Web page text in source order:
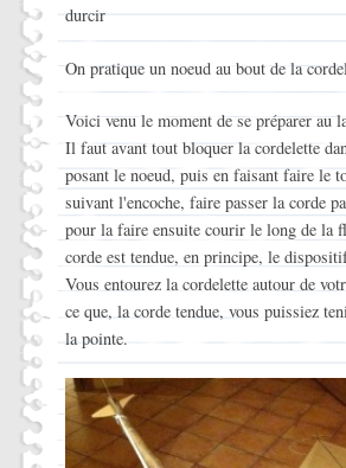
durcir
On pratique un noeud au bout de la
Voici venu le moment de se préparer au
Il faut avant tout bloquer la cordelette
posant le noeud, puis en faisant faire le
suivant l'encoche, faire passer la corde
pour la faire ensuite courir le long de la
corde est tendue, en principe, le
Vous entourez la cordelette autour de
ce que, la corde tendue, vous puissiez
la pointe.